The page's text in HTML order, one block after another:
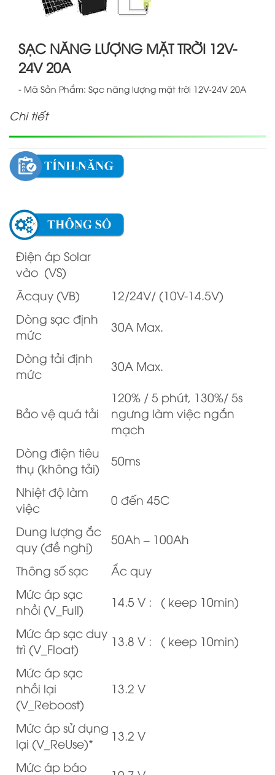
SẠC NĂNG LƯỢNG MẶT TRỜI 12V-
24V 20A
- Mã Sản Phẩm: Sạc năng lượng mặt trời 12V-24V 20A
Chi tiết
Điện áp Solar
vào (VS)
Ăcquy (VB)
12/24V/ (10V-14.5V)
Dòng sạc định
mức
30A Max.
Dòng tải định
mức
30A Max.
Bảo vệ quá tải
120% / 5 phút, 130%/ 5s
ngưng làm việc ngắn
mạch
Dòng điện tiêu
thụ (không tải)
50ms
Nhiệt độ làm
việc
0 đến 45C
Dung lượng ắc
quy (đề nghị)
50Ah – 100Ah
Thông số sạc
Ắc quy
Mức áp sạc
nhồi (V_Full)
14.5 V : ( keep 10min)
Mức áp sạc duy
trì (V_Float)
13.8 V : ( keep 10min)
Mức áp sạc
nhồi lại
(V_Reboost)
13.2 V
Mức áp sử dụng
lại (V_ReUse)*
13.2 V
Mức áp báo